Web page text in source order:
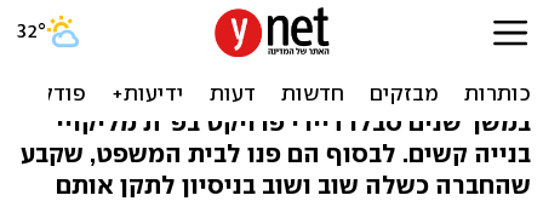
בגלל רטיבות: חברת בנייה
תשלם לבני זוג 100 אלף ש'
במשך שנים סבלו דיירי פרויקט בפ"ת מליקויי
בנייה קשים. לבסוף הם פנו לבית המשפט, שקבע
שהחברה כשלה שוב ושוב בניסיון לתקן אותם